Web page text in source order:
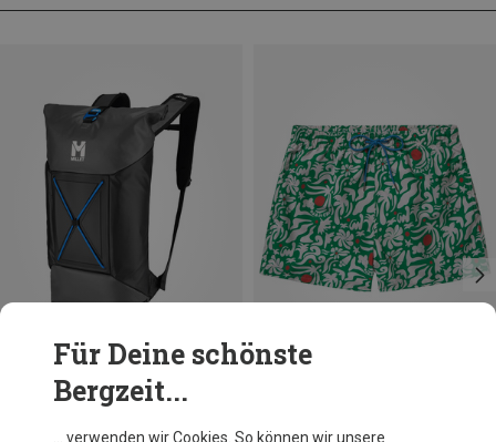
Du sparst 19%
Für Deine schönste
Bergzeit...
… verwenden wir Cookies. So können wir unsere